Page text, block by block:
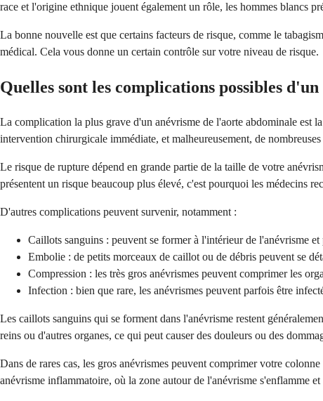
race et l'origine ethnique jouent également un rôle, les hommes blancs
La bonne nouvelle est que certains facteurs de risque, comme le
médical. Cela vous donne un certain contrôle sur votre niveau de risque.
Quelles sont les complications possibles
La complication la plus grave d'un anévrisme de l'aorte abdominale est
intervention chirurgicale immédiate, et malheureusement, de
Le risque de rupture dépend en grande partie de la taille de votre
présentent un risque beaucoup plus élevé, c'est pourquoi les médecins
D'autres complications peuvent survenir, notamment :
Caillots sanguins : peuvent se former à l'intérieur de l'anévrisme
Embolie : de petits morceaux de caillot ou de débris peuvent se
Compression : les très gros anévrismes peuvent comprimer les
Infection : bien que rare, les anévrismes peuvent parfois être
Les caillots sanguins qui se forment dans l'anévrisme restent
reins ou d'autres organes, ce qui peut causer des douleurs ou des
Dans de rares cas, les gros anévrismes peuvent comprimer votre
anévrisme inflammatoire, où la zone autour de l'anévrisme s'enflamme